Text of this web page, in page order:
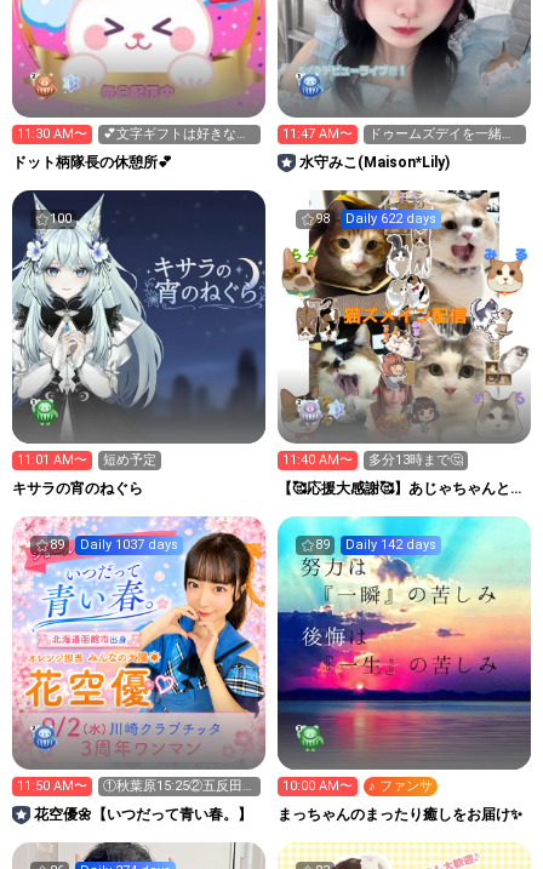
11:30 AM〜
💕文字ギフトは好きなも
ので🆗よぉ〜💕
ドット柄隊長の休憩所💕
11:47 AM〜
ドゥームズデイを一緒に
はじめてください
水守みこ(Maison*Lily)
100
11:01 AM〜 短め予定
キサラの宵のねぐら
98 Daily 622 days
11:40 AM〜 多分13時まで🤔
【🥰応援大感謝🥰】あじゃちゃんと猫
89 Daily 1037 days
11:50 AM〜
①秋葉原15:25②五反田
G3 20:00！
花空優🌼【いつだって青い春。】
89 Daily 142 days
10:00 AM〜 ♪ ファンサ
まっちゃんのまったり癒しをお届け✨